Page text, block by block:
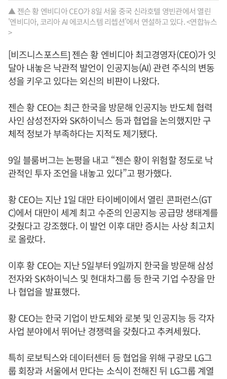
▲ 젠슨 황 엔비디아 CEO가 8일 서울 중국 신라호텔 영빈관에서 열린
'엔비디아, 코리아 AI 에코시스템 리셉션'에서 연설하고 있다. <연합뉴스
>
[비즈니스포스트] 젠슨 황 엔비디아 최고경영자(CEO)가 잇
달아 내놓은 낙관적 발언이 인공지능(AI) 관련 주식의 변동
성을 키우고 있다는 외신의 비판이 나왔다.
젠슨 황 CEO는 최근 한국을 방문해 인공지능 반도체 협력
사인 삼성전자와 SK하이닉스 등과 협업을 논의했지만 구
체적 정보가 부족하다는 지적도 제기됐다.
9일 블룸버그는 논평을 내고 “젠슨 황이 위험할 정도로 낙
관적인 투자 조언을 내놓고 있다”고 평가했다.
황 CEO는 지난 1일 대만 타이베이에서 열린 콘퍼런스(GT
C)에서 대만이 세계 최고 수준의 인공지능 공급망 생태계를
갖췄다고 강조했다. 이 발언 이후 대만 증시는 사상 최고치
로 올랐다.
이후 황 CEO는 지난 5일부터 9일까지 한국을 방문해 삼성
전자와 SK하이닉스 및 현대차그룹 등 한국 기업 수장을 만
나 협업을 발표했다.
황 CEO는 한국 기업이 반도체와 로봇 및 인공지능 등 각자
사업 분야에서 뛰어난 경쟁력을 갖췄다고 추켜세웠다.
특히 로보틱스와 데이터센터 등 협업을 위해 구광모 LG그
룹 회장과 서울에서 만다는 소식이 전해진 뒤 LG그룹 계열